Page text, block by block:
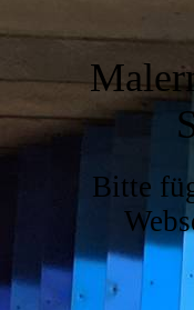
Bitte